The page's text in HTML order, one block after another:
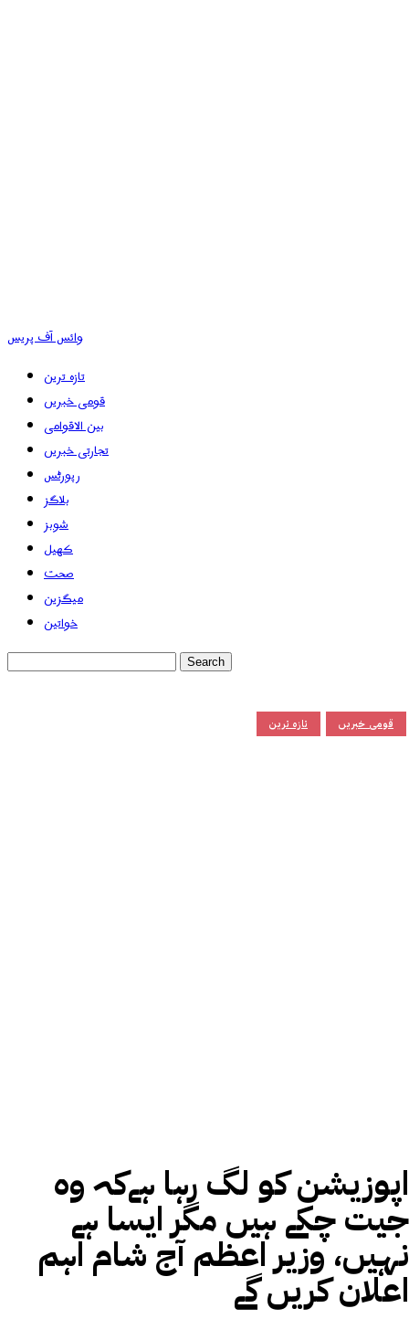
وائس آف پریس
تازہ ترین
قومی خبریں
بین الاقوامی
تجارتی خبریں
رپورٹس
بلاگز
شوبز
کھیل
صحت
میگزین
خواتین
تازہ ترین قومی خبریں
اپوزیشن کو لگ رہا ہےکہ وہ
جیت چکے ہیں مگر ایسا ہے
نہیں، وزیر اعظم آج شام اہم
اعلان کریں گے